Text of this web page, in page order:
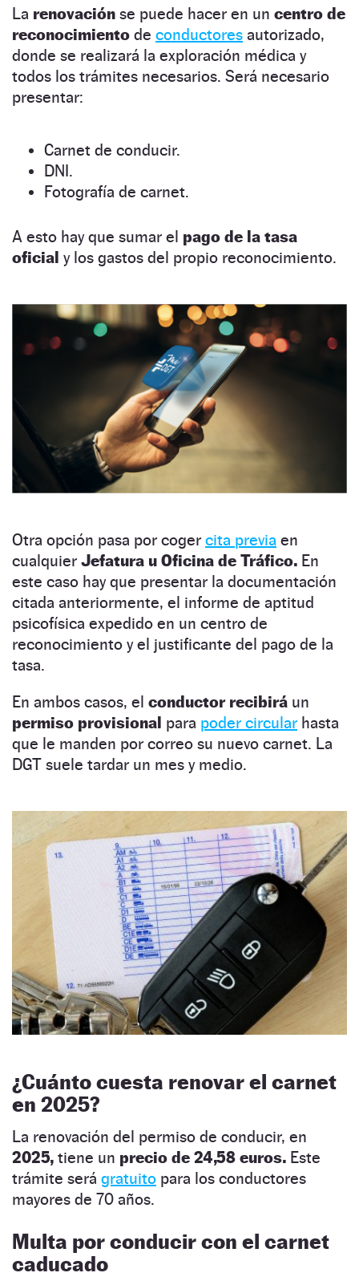
La renovación se puede hacer en un centro de
reconocimiento de conductores autorizado,
donde se realizará la exploración médica y
todos los trámites necesarios. Será necesario
presentar:
Carnet de conducir.
DNI.
Fotografía de carnet.
A esto hay que sumar el pago de la tasa
oficial y los gastos del propio reconocimiento.
Otra opción pasa por coger cita previa en
cualquier Jefatura u Oficina de Tráfico. En
este caso hay que presentar la documentación
citada anteriormente, el informe de aptitud
psicofísica expedido en un centro de
reconocimiento y el justificante del pago de la
tasa.
En ambos casos, el conductor recibirá un
permiso provisional para poder circular hasta
que le manden por correo su nuevo carnet. La
DGT suele tardar un mes y medio.
¿Cuánto cuesta renovar el carnet
en 2025?
La renovación del permiso de conducir, en
2025, tiene un precio de 24,58 euros. Este
trámite será gratuito para los conductores
mayores de 70 años.
Multa por conducir con el carnet
caducado